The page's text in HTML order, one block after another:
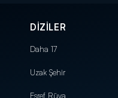
DİZİLER
Daha 17
Uzak Şehir
Eşref Rüya